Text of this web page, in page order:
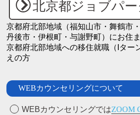
北京都ジョブパー
京都府北部地域（福知山市・舞鶴市
丹後市・伊根町・与謝野町）にお住
京都府北部地域への移住就職（Iター
えの方
WEBカウンセリングについて
WEBカウンセリングではZOOM